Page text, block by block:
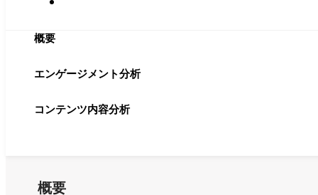
概要
エンゲージメント分析
コンテンツ内容分析
概要